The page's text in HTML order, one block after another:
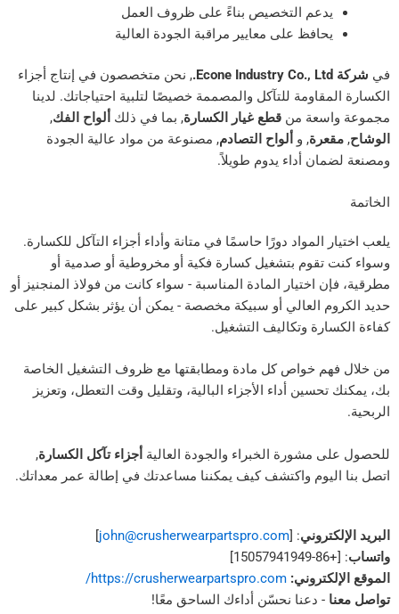
التخصيص بناءً على ظروف العمل
على معايير مراقبة الجودة العالية
, نحن متخصصون في إنتاج أجزاء
للتآكل والمصممة خصيصًا لتلبية احتياجاتك. لدينا
منقطع غيار الكسارة, بما في ذلك ألواح الفك,
, وألواح التصادم, مصنوعة من مواد عالية الجودة
أداء يدوم طويلاً.
المواد دورًا حاسمًا في متانة وأداء أجزاء التآكل للكسارة.
بتشغيل كسارة فكية أو مخروطية أو صدمية أو
اختيار المادة المناسبة - سواء كانت من فولاذ المنجنيز أو
العالي أو سبيكة مخصصة - يمكن أن يؤثر بشكل كبير على
وتكاليف التشغيل.
خواص كل مادة ومطابقتها مع ظروف التشغيل الخاصة
أداء الأجزاء البالية، وتقليل وقت التعطل، وتعزيز
مشورة الخبراء والجودة العاليةأجزاء تآكل الكسارة,
واكتشف كيف يمكننا مساعدتك في إطالة عمر معداتك.
: [
john@crusherwearpartspro.com
]
https://crusherwearpartspro.com/
- دعنا نحسّن أداءك الساحق معًا!